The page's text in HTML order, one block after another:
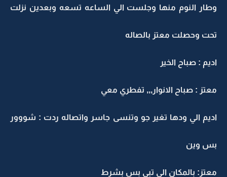
وطار النوم منها وجلست الي الساعه تسعه وبعدين نزلت
تحت وحصلت معتز بالصاله
اديم : صباح الخير
معتز : صباح الانوار,,, تفطري معي
اديم الي ودها تغير جو وتنسى جاسر واتصاله ردت : شووور
بس وين
معتز: بالمكان الي تبي بس بشرط